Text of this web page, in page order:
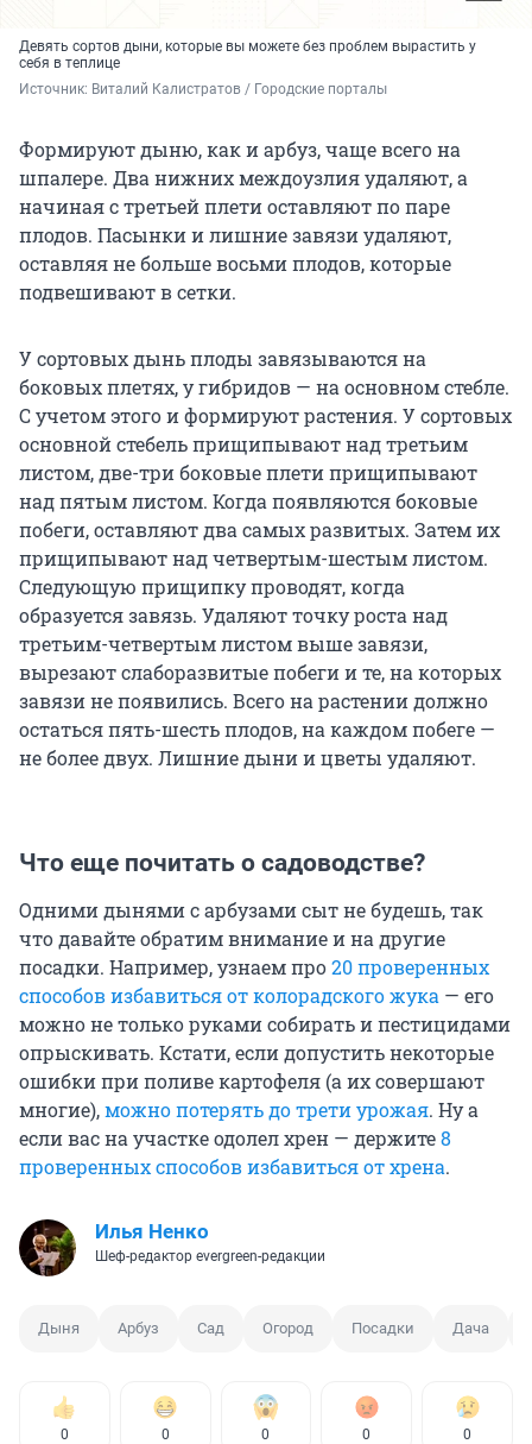
Девять сортов дыни, которые вы можете без проблем вырастить у
себя в теплице
Источник: Виталий Калистратов / Городские порталы
Формируют дыню, как и арбуз, чаще всего на
шпалере. Два нижних междоузлия удаляют, а
начиная с третьей плети оставляют по паре
плодов. Пасынки и лишние завязи удаляют,
оставляя не больше восьми плодов, которые
подвешивают в сетки.
У сортовых дынь плоды завязываются на
боковых плетях, у гибридов — на основном стебле.
С учетом этого и формируют растения. У сортовых
основной стебель прищипывают над третьим
листом, две-три боковые плети прищипывают
над пятым листом. Когда появляются боковые
побеги, оставляют два самых развитых. Затем их
прищипывают над четвертым-шестым листом.
Следующую прищипку проводят, когда
образуется завязь. Удаляют точку роста над
третьим-четвертым листом выше завязи,
вырезают слаборазвитые побеги и те, на которых
завязи не появились. Всего на растении должно
остаться пять-шесть плодов, на каждом побеге —
не более двух. Лишние дыни и цветы удаляют.
Что еще почитать о садоводстве?
Одними дынями с арбузами сыт не будешь, так
что давайте обратим внимание и на другие
посадки. Например, узнаем про20 проверенных
способов избавиться от колорадского жука — его
можно не только руками собирать и пестицидами
опрыскивать. Кстати, если допустить некоторые
ошибки при поливе картофеля (а их совершают
многие),можно потерять до трети урожая. Ну а
если вас на участке одолел хрен — держите8
проверенных способов избавиться от хрена.
Илья Ненко
Шеф-редактор evergreen-редакции
Дыня Арбуз Сад Огород Посадки Дача
0 0 0 0 0